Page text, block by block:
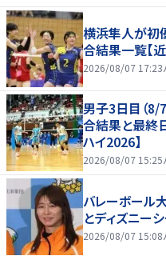
横浜隼人が初
合結果一覧【
2026/08/07 17:23
男子3日目（8/
合結果と最終
ハイ2026】
2026/08/07 15:25
バレーボール
とディズニー
2026/08/07 15:08